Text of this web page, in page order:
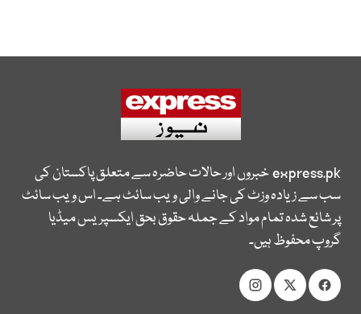
express.pkخبروں اور حالات حاضرہ سے متعلق پاکستان کی
سب سے زیادہ وزٹ کی جانے والی ویب سائٹ ہے۔ اس ویب سائٹ
پر شائع شدہ تمام مواد کے جملہ حقوق بحق ایکسپریس میڈیا
گروپ محفوظ ہیں۔